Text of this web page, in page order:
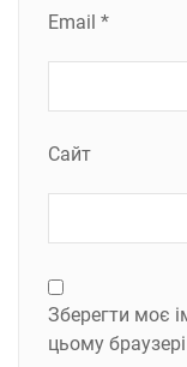
Email *
Сайт
Зберегти моє
цьому